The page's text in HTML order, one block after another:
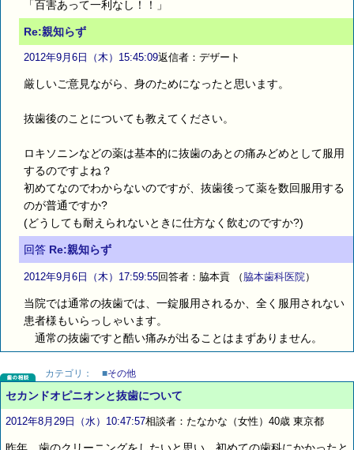
「百害あって一利なし！！」
Re:親知らず
2012年9月6日（木）15:45:09返信者：デザート
厳しいご意見ながら、身のためになったと思います。
抜歯後のことについても教えてください。
ロキソニンなどの薬は基本的に抜歯のあとの痛みどめとして服用
するのですよね？
初めてなのでわからないのですが、抜歯後って薬を数回服用する
のが普通ですか?
(どうしても耐えられないときに仕方なく飲むのですか?)
回答 Re:親知らず
2012年9月6日（木）17:59:55回答者：脇本貢 （ 脇本歯科医院）
当院では通常の抜歯では、一錠服用されるか、全く服用されない
患者様もいらっしゃいます。
通常の抜歯ですと酷い痛みが出ることはまずありません。
カテゴリ： ■その他
セカンドオピニオンと抜歯について
2012年8月29日（水）10:47:57相談者：たなかな（女性）40歳 東京都